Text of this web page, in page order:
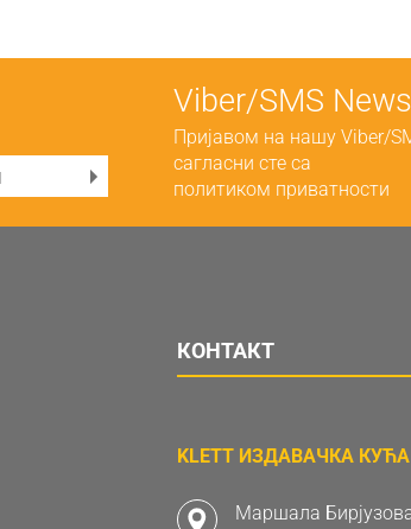
Viber/SMS
Пријавом на нашу Viber/
сагласни сте са
политиком приватности
КОНТАКТ
KLETT ИЗДАВАЧКА
Маршала